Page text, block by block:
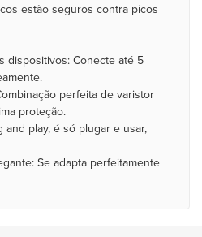
estão seguros contra picos
dispositivos: Conecte até 5
perfeita de varistor
proteção.
and play, é só plugar e usar,
Se adapta perfeitamente